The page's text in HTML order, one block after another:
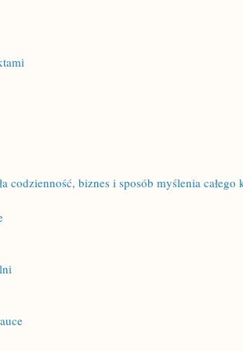
codzienność, biznes i sposób myślenia całego